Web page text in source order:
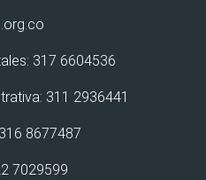
317 6604536
311 2936441
8677487
7029599